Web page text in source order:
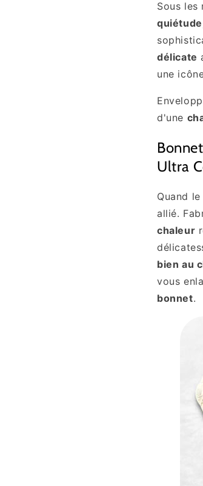
Sous
quiétude
délicate
une
d'une
Ultra
Quand
allié.
chaleur
bien au
vous
bonnet.